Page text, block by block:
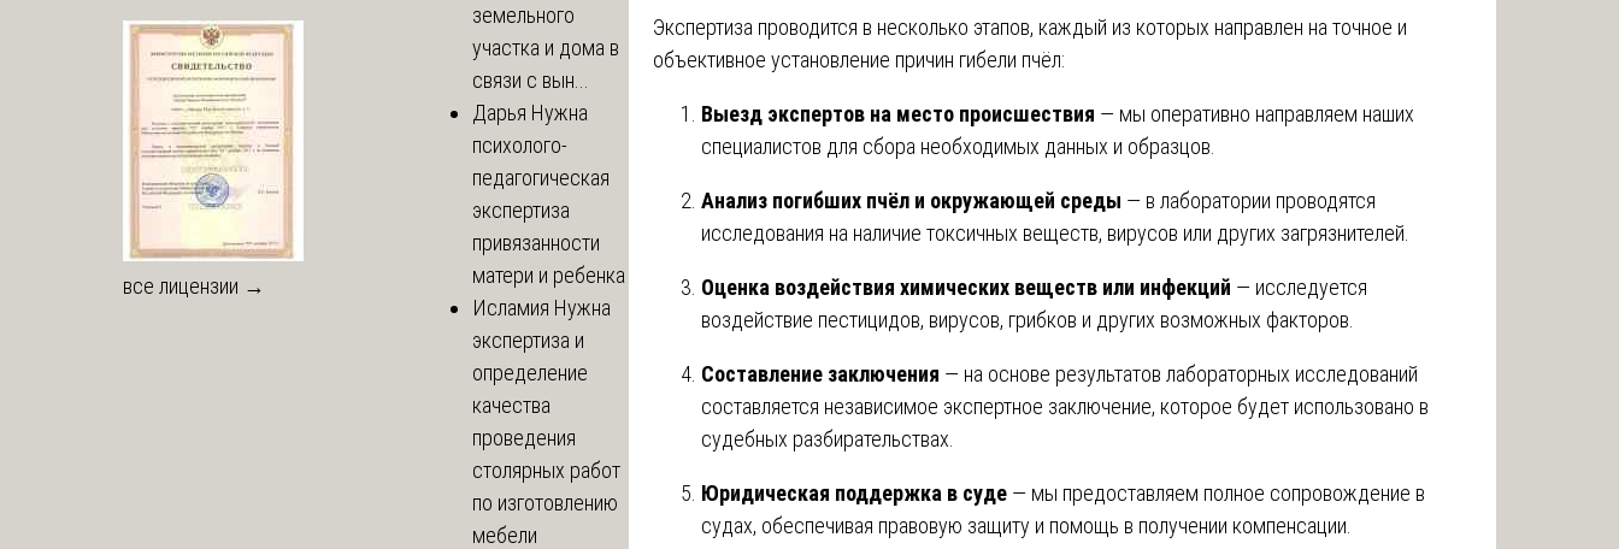
Экспертиза проводится в несколько этапов, каждый из которых направлен на точное и
объективное установление причин гибели пчёл:
Выезд экспертов на место происшествия — мы оперативно направляем наших
специалистов для сбора необходимых данных и образцов.
Анализ погибших пчёл и окружающей среды — в лаборатории проводятся
исследования на наличие токсичных веществ, вирусов или других загрязнителей.
Оценка воздействия химических веществ или инфекций — исследуется
воздействие пестицидов, вирусов, грибков и других возможных факторов.
Составление заключения — на основе результатов лабораторных исследований
составляется независимое экспертное заключение, которое будет использовано в
судебных разбирательствах.
Юридическая поддержка в суде — мы предоставляем полное сопровождение в
судах, обеспечивая правовую защиту и помощь в получении компенсации.
все лицензии →
земельного
участка и дома в
связи с вын...
Дарья Нужна
психолого-
педагогическая
экспертиза
привязанности
матери и ребенка
Исламия Нужна
экспертиза и
определение
качества
проведения
столярных работ
по изготовлению
мебели